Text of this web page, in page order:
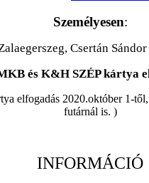
Személyesen:
Csertán
és K&H SZÉP kártya
elfogadás 2020.október 1-
futárnál is. )
INFORMÁCIÓ